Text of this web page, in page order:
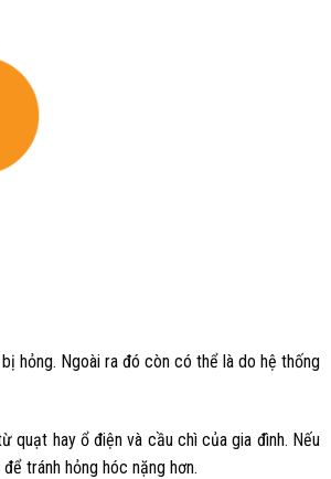
hỏng. Ngoài ra đó còn có thể là do hệ thống
quạt hay ổ điện và cầu chì của gia đình. Nếu
tránh hỏng hóc nặng hơn.